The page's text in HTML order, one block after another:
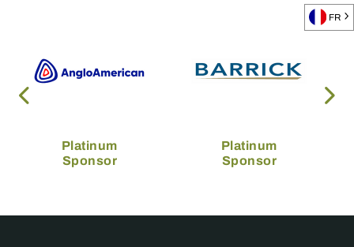
Platinum
Sponsor
Platinum
Sponsor
FR